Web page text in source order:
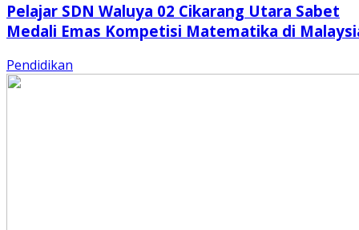
Pelajar SDN Waluya 02 Cikarang Utara Sabet
Medali Emas Kompetisi Matematika di
Pendidikan